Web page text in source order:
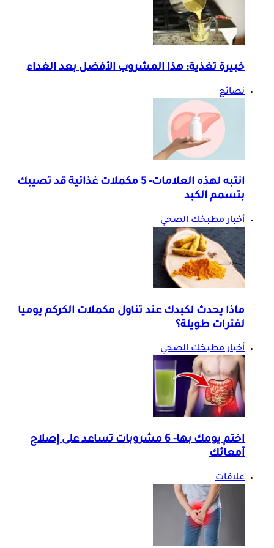
خبيرة تغذية: هذا المشروب الأفضل بعد الغداء
نصائح
انتبه لهذه العلامات- 5 مكملات غذائية قد تصيبك
بتسمم الكبد
أخبار مطبخك الصحي
ماذا يحدث لكبدك عند تناول مكملات الكركم يوميا
لفترات طويلة؟
أخبار مطبخك الصحي
اختم يومك بها- 6 مشروبات تساعد على إصلاح
أمعائك
علاقات